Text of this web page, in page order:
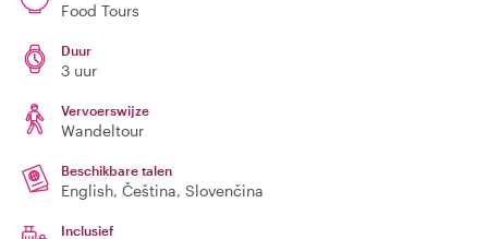
Food Tours
Duur
3 uur
Vervoerswijze
Wandeltour
Beschikbare talen
English, Čeština, Slovenčina
Inclusief